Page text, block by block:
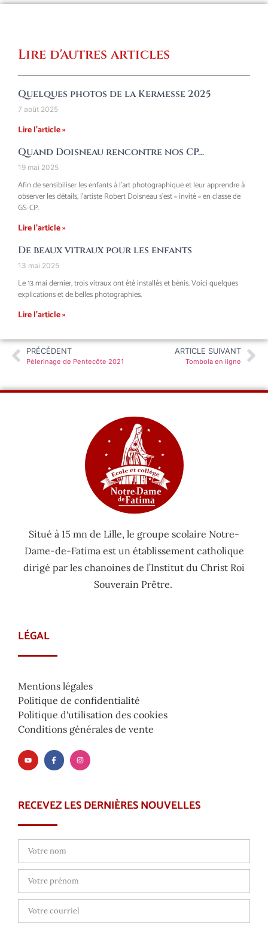
Lire d'autres articles
Quelques photos de la Kermesse 2025
7 août 2025
Lire l'article »
Quand Doisneau rencontre nos CP…
19 mai 2025
Afin de sensibiliser les enfants à l’art photographique et leur apprendre à
observer les détails, l’artiste Robert Doisneau s’est « invité » en classe de
GS-CP.
Lire l'article »
De beaux vitraux pour les enfants
13 mai 2025
Le 13 mai dernier, trois vitraux ont été installés et bénis. Voici quelques
explications et de belles photographies.
Lire l'article »
PRÉCÉDENT
Pèlerinage de Pentecôte 2021
ARTICLE SUIVANT
Tombola en ligne
Situé à 15 mn de Lille, le groupe scolaire Notre-
Dame-de-Fatima est un établissement catholique
dirigé par les chanoines de l’Institut du Christ Roi
Souverain Prêtre.
LÉGAL
Mentions légales
Politique de confidentialité
Politique d'utilisation des cookies
Conditions générales de vente
RECEVEZ LES DERNIÈRES NOUVELLES